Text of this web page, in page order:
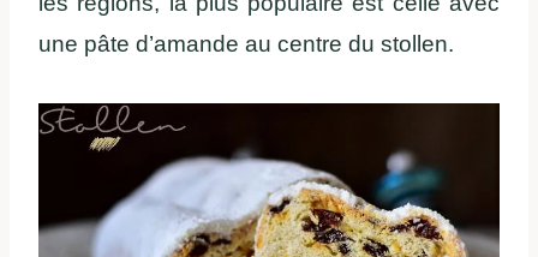
une pâte d’amande au centre du stollen.